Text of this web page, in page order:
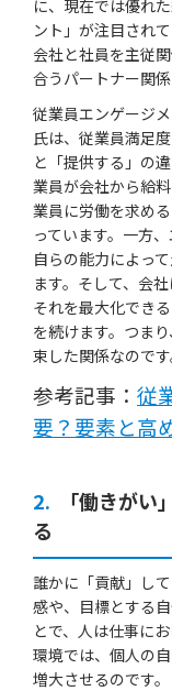
に、現在では優れ
ント」が注目され
会社と社員を主従
合うパートナー関
従業員エンゲージ
氏は、従業員満足
と「提供する」の
業員が会社から給
業員に労働を求め
っています。一方
自らの能力によっ
ます。そして、会
それを最大化でき
を続けます。つま
束した関係なのです
参考記事： 従
要？要素と高
2.
「働きが
る
誰かに「貢献」し
感や、目標とする
とで、人は仕事に
環境では、個人の
増大させるのです。